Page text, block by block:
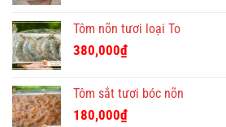
Tôm nõn tươi loại To
380,000₫
Tôm sắt tươi bóc nõn
180,000₫